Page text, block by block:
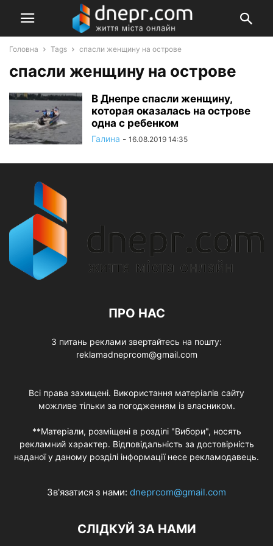
Головна Tags спасли женщину на острове
спасли женщину на острове
В Днепре спасли женщину,
которая оказалась на острове
одна с ребенком
Галина - 16.08.2019 14:35
ПРО НАС
З питань реклами звертайтесь на пошту:
reklamadneprcom@gmail.com
Всі права захищені. Використання матеріалів сайту
можливе тільки за погодженням із власником.
**Матеріали, розміщені в розділі "Вибори", носять
рекламний характер. Відповідальність за достовірність
наданої у даному розділі інформації несе рекламодавець.
Зв'язатися з нами: dneprcom@gmail.com
СЛІДКУЙ ЗА НАМИ